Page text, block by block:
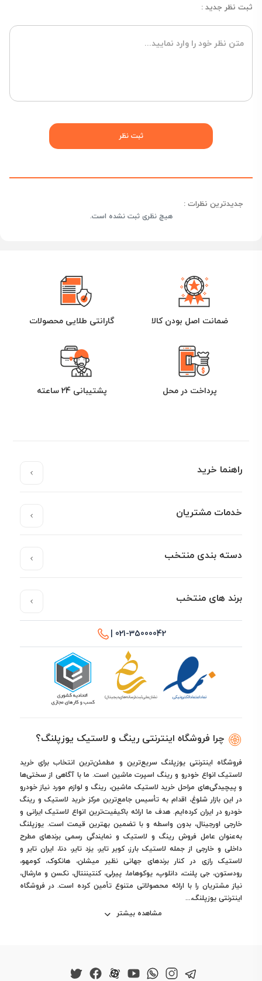
ثبت نظر جدید :
جدیدترین نظرات :
هیچ نظری ثبت نشده است.
ضمانت اصل بودن کالا گارانتی طلایی محصولات
پرداخت در محل پشتیبانی 24 ساعته
راهنما خرید
خدمات مشتریان
دسته بندی منتخب
برند های منتخب
021-35000042 |
چرا فروشگاه اینترنتی رینگ و لاستیک یوزپلنگ؟
فروشگاه اینترنتی یوزپلنگ سریع‌ترین و مطمئن‌ترین انتخاب برای خرید
لاستیک انواع خودرو و رینگ اسپرت ماشین است. ما با آگاهی از سختی‌ها
و پیچیدگی‌های مراحل خرید لاستیک ماشین، رینگ و لوازم مورد نیاز خودرو
در این بازار شلوغ، اقدام به تأسیس جامع‌ترین مرکز خرید لاستیک و رینگ
خودرو در ایران کرده‌ایم. هدف ما ارائه باکیفیت‌ترین انواع لاستیک ایرانی و
خارجی اورجینال، بدون واسطه و با تضمین بهترین قیمت است. یوزپلنگ
به‌عنوان عامل فروش رینگ و لاستیک و نمایندگی رسمی برندهای مطرح
داخلی و خارجی از جمله لاستیک بارز، کویر تایر، یزد تایر، دنا، ایران تایر و
لاستیک رازی در کنار برندهای جهانی نظیر میشلن، هانکوک، کومهو،
رودستون، جی پلنت، دانلوپ، یوکوهاما، پیرلی، کنتیننتال، نکسن و مارشال،
نیاز مشتریان را با ارائه محصولاتی متنوع تأمین کرده است. در فروشگاه
اینترنتی یوزپلنگ،...
مشاهده بیشتر